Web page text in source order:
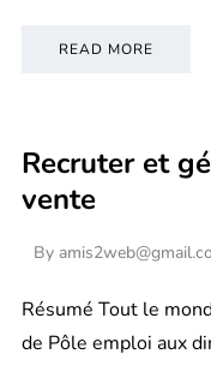
READ MORE
Recruter et
vente
By
Résumé Tout le
de Pôle emploi aux